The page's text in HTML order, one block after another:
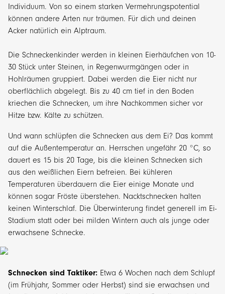
Individuum. Von so einem starken Vermehrungspotential
können andere Arten nur träumen. Für dich und deinen
Acker natürlich ein Alptraum.
Die Schneckenkinder werden in kleinen Eierhäufchen von 10-
30 Stück unter Steinen, in Regenwurmgängen oder in
Hohlräumen gruppiert. Dabei werden die Eier nicht nur
oberflächlich abgelegt. Bis zu 40 cm tief in den Boden
kriechen die Schnecken, um ihre Nachkommen sicher vor
Hitze bzw. Kälte zu schützen.
Und wann schlüpfen die Schnecken aus dem Ei? Das kommt
auf die Außentemperatur an. Herrschen ungefähr 20 °C, so
dauert es 15 bis 20 Tage, bis die kleinen Schnecken sich
aus den weißlichen Eiern befreien. Bei kühleren
Temperaturen überdauern die Eier einige Monate und
können sogar Fröste überstehen. Nacktschnecken halten
keinen Winterschlaf. Die Überwinterung findet generell im Ei-
Stadium statt oder bei milden Wintern auch als junge oder
erwachsene Schnecke.
Schnecken sind Taktiker: Etwa 6 Wochen nach dem Schlupf
(im Frühjahr, Sommer oder Herbst) sind sie erwachsen und